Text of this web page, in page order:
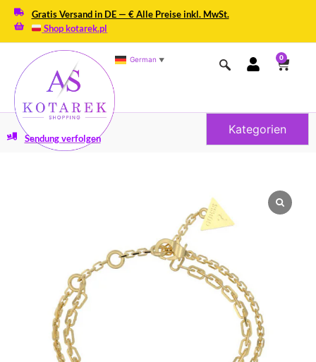
Gratis Versand in DE — € Alle Preise inkl. MwSt.
Shop kotarek.pl
German ▼ 0
Kategorien
Sendung verfolgen